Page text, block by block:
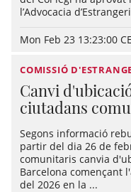
l’Advocacia
Mon Feb 23 13:23:00
COMISSIÓ
Canvi
ciutadans
Segons informació
partir del dia 26 de
comunitaris canvia
Barcelona començant
del 2026 en la ...